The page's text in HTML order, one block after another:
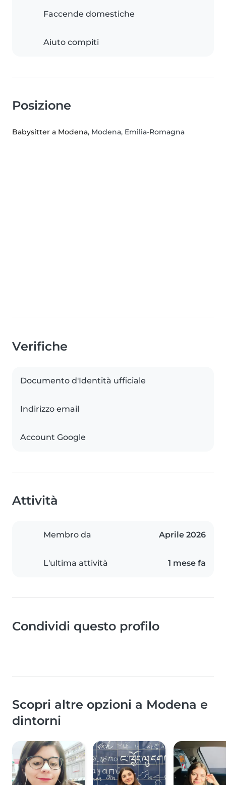
Faccende domestiche
Aiuto compiti
Posizione
Babysitter a Modena, Modena, Emilia-Romagna
Verifiche
Documento d'Identità ufficiale
Indirizzo email
Account Google
Attività
Membro da Aprile 2026
L'ultima attività 1 mese fa
Condividi questo profilo
Scopri altre opzioni a Modena e
dintorni